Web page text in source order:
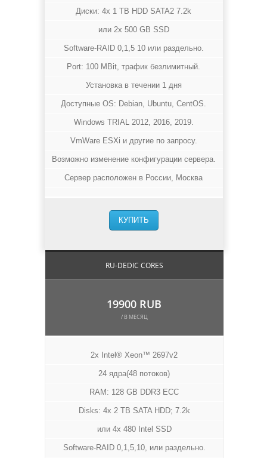
Диски: 4x 1 TB HDD SATA2 7.2k
или 2x 500 GB SSD
Software-RAID 0,1,5 10 или раздельно.
Port: 100 MBit, трафик безлимитный.
Установка в течении 1 дня
Доступные OS: Debian, Ubuntu, CentOS.
Windows TRIAL 2012, 2016, 2019.
VmWare ESXi и другие по запросу.
Возможно изменение конфигурации сервера.
Сервер расположен в России, Москва
КУПИТЬ
RU-DEDIC CORES
19900 RUB
/ В МЕСЯЦ
2x Intel® Xeon™ 2697v2
24 ядра(48 потоков)
RAM: 128 GB DDR3 ECC
Disks: 4x 2 TB SATA HDD; 7.2k
или 4x 480 Intel SSD
Software-RAID 0,1,5,10, или раздельно.